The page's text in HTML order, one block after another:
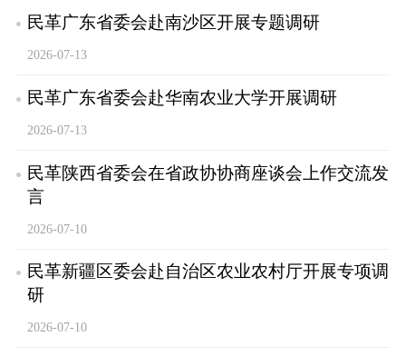
民革广东省委会赴南沙区开展专题调研
2026-07-13
民革广东省委会赴华南农业大学开展调研
2026-07-13
民革陕西省委会在省政协协商座谈会上作交流发
言
2026-07-10
民革新疆区委会赴自治区农业农村厅开展专项调
研
2026-07-10